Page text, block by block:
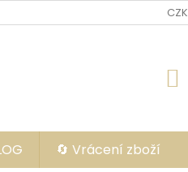
CZK
🔄 Vrácení zboží